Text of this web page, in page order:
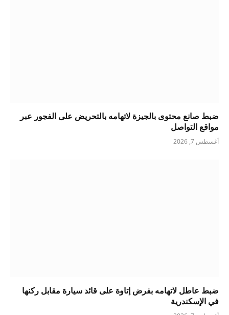
ضبط صانع محتوى بالجيزة لاتهامه بالتحريض على الفجور عبر
مواقع التواصل
أغسطس 7, 2026
ضبط عاطل لاتهامه بفرض إتاوة على قائد سيارة مقابل ركنها
في الإسكندرية